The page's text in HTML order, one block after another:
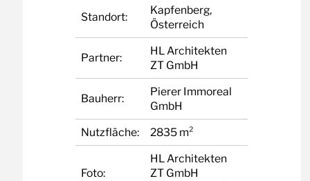
Standort:
Kapfenberg,
Österreich
Partner:
HL Architekten
ZT GmbH
Bauherr:
Pierer Immoreal
GmbH
Nutzfläche:
2835 m²
Foto:
HL Architekten
ZT GmbH